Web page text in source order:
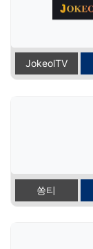
JokeolTV
쏭티